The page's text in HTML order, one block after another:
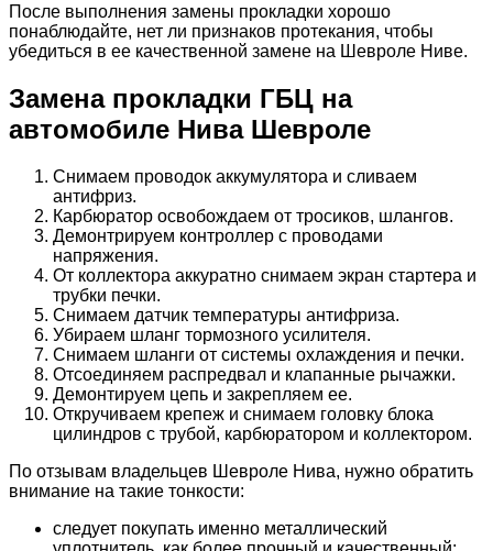
После выполнения замены прокладки хорошо
понаблюдайте, нет ли признаков протекания, чтобы
убедиться в ее качественной замене на Шевроле Ниве.
Замена прокладки ГБЦ на
автомобиле Нива Шевроле
Снимаем проводок аккумулятора и сливаем
антифриз.
Карбюратор освобождаем от тросиков, шлангов.
Демонтрируем контроллер с проводами
напряжения.
От коллектора аккуратно снимаем экран стартера и
трубки печки.
Снимаем датчик температуры антифриза.
Убираем шланг тормозного усилителя.
Снимаем шланги от системы охлаждения и печки.
Отсоединяем распредвал и клапанные рычажки.
Демонтируем цепь и закрепляем ее.
Откручиваем крепеж и снимаем головку блока
цилиндров с трубой, карбюратором и коллектором.
По отзывам владельцев Шевроле Нива, нужно обратить
внимание на такие тонкости:
следует покупать именно металлический